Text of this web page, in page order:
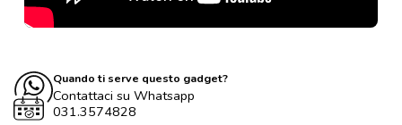
Quando ti serve questo gadget?
Contattaci su Whatsapp
031.3574828